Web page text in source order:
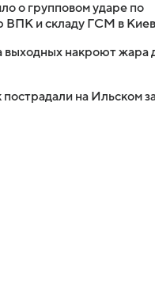
о групповом ударе по
ВПК и складу ГСМ в
накроют жара
пострадали на Ильском